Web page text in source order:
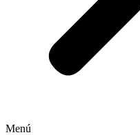
Menú